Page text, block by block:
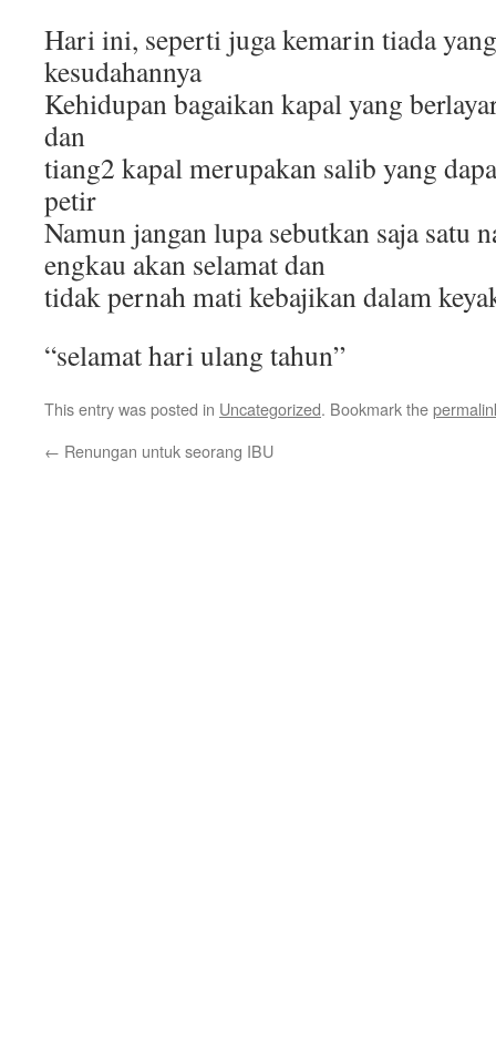
Hari ini, seperti juga kemarin tiada
kesudahannya
Kehidupan bagaikan kapal yang
dan
tiang2 kapal merupakan salib yang
petir
Namun jangan lupa sebutkan saja satu
engkau akan selamat dan
tidak pernah mati kebajikan dalam
“selamat hari ulang tahun”
This entry was posted in Uncategorized. Bookmark the
← Renungan untuk seorang IBU